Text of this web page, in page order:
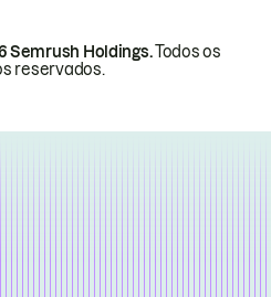
Semrush Holdings.Todos os
reservados.